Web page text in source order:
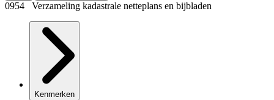
0954 Verzameling kadastrale netteplans en bijbladen
Kenmerken